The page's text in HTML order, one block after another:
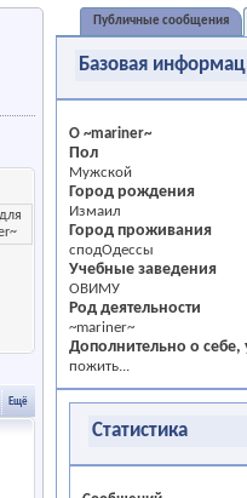
Ещё
Публичные сообщения
Базовая
О ~mariner~
Пол
Мужской
Город рождения
Измаил
Город проживания
сподОдессы
Учебные заведения
ОВИМУ
Род деятельности
~mariner~
Дополнительно о себе,
пожить...
Статистика